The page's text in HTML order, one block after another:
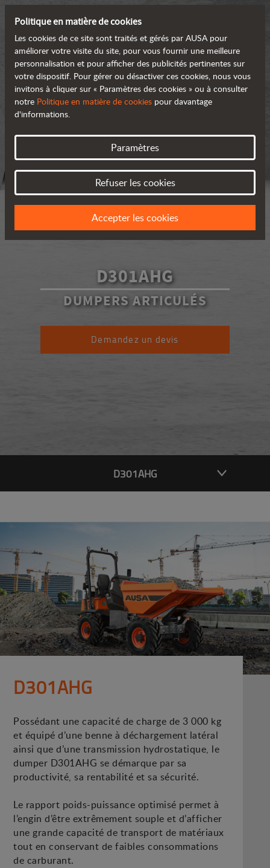
D301AHG
DUMPERS ARTICULÉS
Demandez un devis
D301AHG
D301AHG
Possédant une capacité de charge de 3 000 kg
et équipé d’une benne à déchargement latéral
ainsi que d’une transmission hydrostatique, le
dumper D301AHG se démarque par sa
productivité, sa rentabilité et sa sécurité.
Le rapport poids-puissance optimisé permet à
l’engin d’être extrêmement souple et d’afficher
une grande capacité de transport de matériaux
tout en conservant de faibles consommations
de carburant.
Politique en matière de cookies
Les cookies de ce site sont traités et gérés par AUSA pour
améliorer votre visite du site, pour vous fournir une meilleure
personnalisation et pour afficher des publicités pertinentes sur
votre dispositif. Pour gérer ou désactiver ces cookies, nous vous
invitons à cliquer sur « Paramètres des cookies » ou à consulter
notre Politique en matière de cookies pour davantage
d'informations.
Paramètres
Refuser les cookies
Accepter les cookies